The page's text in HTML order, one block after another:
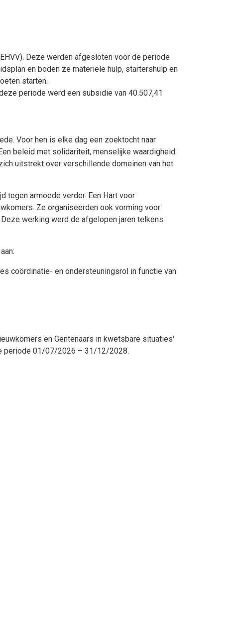
Deze werden afgesloten voor de periode
en boden ze materiële hulp, startershulp en
starten.
periode werd een subsidie van 40.507,41
Voor hen is elke dag een zoektocht naar
beleid met solidariteit, menselijke waardigheid
uitstrekt over verschillende domeinen van het
tegen armoede verder. Een Hart voor
Ze organiseerden ook vorming voor
werking werd de afgelopen jaren telkens
coördinatie- en ondersteuningsrol in functie van
en Gentenaars in kwetsbare situaties'
periode 01/07/2026 – 31/12/2028.